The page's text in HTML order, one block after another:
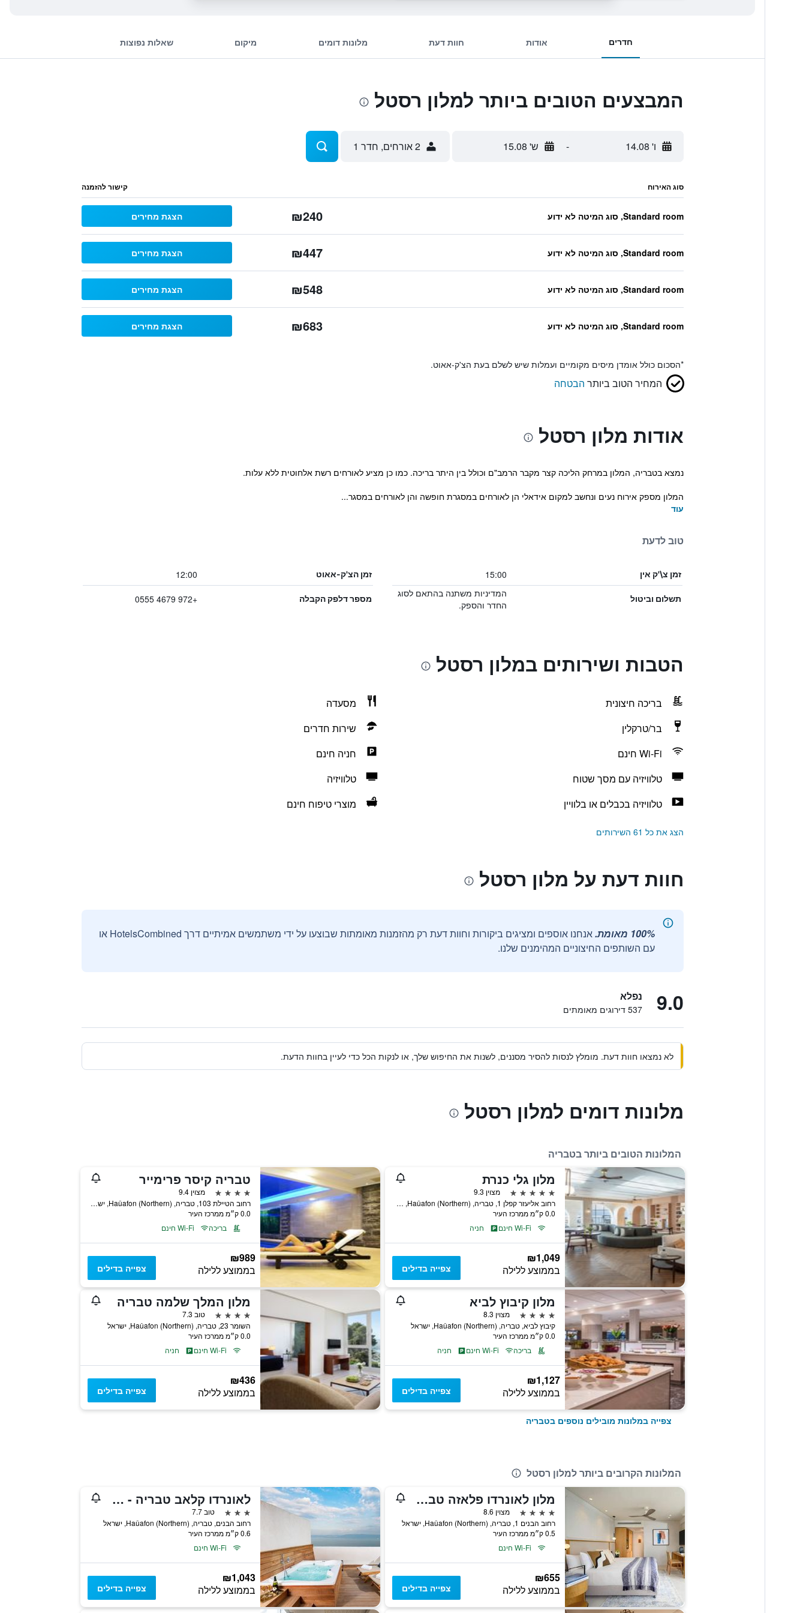
חדרים אודות חוות דעת מלונות דומים מיקום שאלות נפוצות
המבצעים הטובים ביותר למלון רסטל
ו' 14.08 - ש' 15.08 2 אורחים, חדר 1
סוג האירוח קישור להזמנה
Standard room, סוג המיטה לא ידוע ₪240 הצגת מחירים
Standard room, סוג המיטה לא ידוע ₪447 הצגת מחירים
Standard room, סוג המיטה לא ידוע ₪548 הצגת מחירים
Standard room, סוג המיטה לא ידוע ₪683 הצגת מחירים
*הסכום כולל אומדן מיסים מקומיים ועמלות שיש לשלם בעת הצ'ק-אאוט.
המחיר הטוב ביותר הבטחה
אודות מלון רסטל
נמצא בטבריה, המלון במרחק הליכה קצר מקבר הרמב"ם וכולל בין היתר בריכה. כמו כן מציע לאורחים רשת אלחוטית ללא עלות.
המלון מספק אירוח נעים ונחשב למקום אידאלי הן לאורחים במסגרת חופשה והן לאורחים במסגר...
עוד
טוב לדעת
זמן צ\'ק אין 15:00 זמן הצ'ק-אאוט 12:00
תשלום וביטול
המדיניות משתנה בהתאם לסוג
החדר והספק.
מספר דלפק הקבלה +972 4679 0555
הטבות ושירותים במלון רסטל
בריכה חיצונית
מסעדה
בר/טרקלין
שירות חדרים
Wi-Fi חינם
חניה חינם
טלוויזיה עם מסך שטוח
טלוויזיה
טלוויזיה בכבלים או בלוויין
מוצרי טיפוח חינם
הצג את כל 61 השירותים
חוות דעת על מלון רסטל
100% מאומת.
אנחנו אוספים ומציגים ביקורות וחוות דעת רק מהזמנות מאומתות שבוצעו על ידי משתמשים אמיתיים דרך HotelsCombined או
עם השותפים החיצוניים המהימנים שלנו.
9.0 נפלא
537 דירוגים מאומתים
לא נמצאו חוות דעת. מומלץ לנסות להסיר מסננים, לשנות את החיפוש שלך, או לנקות הכל כדי לעיין בחוות הדעת.
מלונות דומים למלון רסטל
המלונות הטובים ביותר בטבריה
מלון גלי כנרת
5 כוכבים
מצוין 9.3
רחוב אליעזר קפלן 1, טבריה, Haûafon (Northern), ישראל
0.0 ק״מ ממרכז העיר
Wi-Fi חינם
חניה
₪1,049
בממוצע ללילה צפייה בדילים
טבריה קיסר פרימייר
4 כוכבים
מצוין 9.4
רחוב הטיילת 103, טבריה, Haûafon (Northern), ישראל
0.0 ק״מ ממרכז העיר
בריכה
Wi-Fi חינם
₪989
בממוצע ללילה צפייה בדילים
מלון קיבוץ לביא
4 כוכבים
מצוין 8.3
קיבוץ לביא, טבריה, Haûafon (Northern), ישראל
0.0 ק״מ ממרכז העיר
בריכה
Wi-Fi חינם חניה
₪1,127
בממוצע ללילה צפייה בדילים
מלון המלך שלמה טבריה
4 כוכבים
טוב 7.3
השומר 23, טבריה, Haûafon (Northern), ישראל
0.0 ק״מ ממרכז העיר
Wi-Fi חינם
חניה
₪436
בממוצע ללילה צפייה בדילים
צפייה במלונות מובילים נוספים בטבריה
המלונות הקרובים ביותר למלון רסטל
מלון לאונרדו פלאזה טבריה
4 כוכבים
מצוין 8.6
רחוב הבנים 1, טבריה, Haûafon (Northern), ישראל
0.5 ק״מ ממרכז העיר
Wi-Fi חינם
₪655
בממוצע ללילה צפייה בדילים
לאונרדו קלאב טבריה - הכל כלול
3 כוכבים
טוב 7.7
רחוב הבנים, טבריה, Haûafon (Northern), ישראל
0.6 ק״מ ממרכז העיר
Wi-Fi חינם
₪1,043
בממוצע ללילה צפייה בדילים